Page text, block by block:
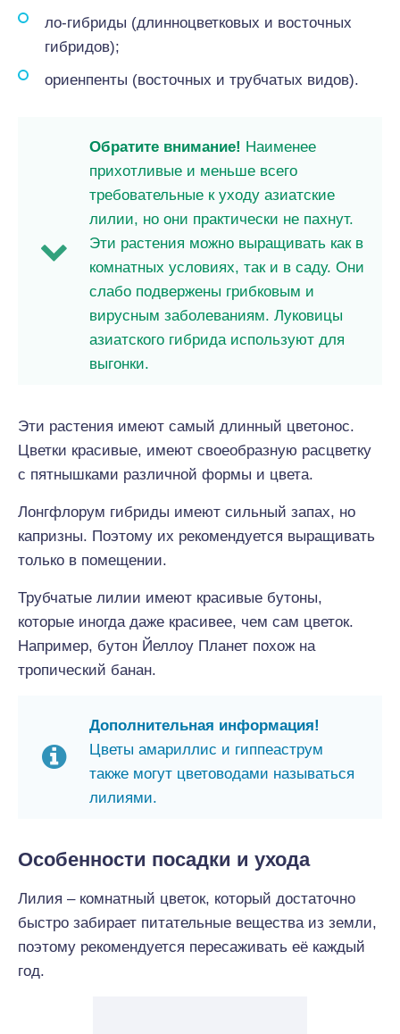
ло-гибриды (длинноцветковых и восточных
гибридов);
ориенпенты (восточных и трубчатых видов).
Обратите внимание! Наименее
прихотливые и меньше всего
требовательные к уходу азиатские
лилии, но они практически не пахнут.
Эти растения можно выращивать как в
комнатных условиях, так и в саду. Они
слабо подвержены грибковым и
вирусным заболеваниям. Луковицы
азиатского гибрида используют для
выгонки.
Эти растения имеют самый длинный цветонос.
Цветки красивые, имеют своеобразную расцветку
с пятнышками различной формы и цвета.
Лонгфлорум гибриды имеют сильный запах, но
капризны. Поэтому их рекомендуется выращивать
только в помещении.
Трубчатые лилии имеют красивые бутоны,
которые иногда даже красивее, чем сам цветок.
Например, бутон Йеллоу Планет похож на
тропический банан.
Дополнительная информация!
Цветы амариллис и гиппеаструм
также могут цветоводами называться
лилиями.
Особенности посадки и ухода
Лилия – комнатный цветок, который достаточно
быстро забирает питательные вещества из земли,
поэтому рекомендуется пересаживать её каждый
год.